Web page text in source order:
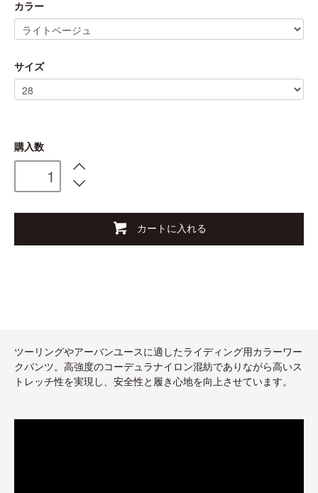
カラー
サイズ
購入数
カートに入れる
ツーリングやアーバンユースに適したライディング用カラーワー
クパンツ。高強度のコーデュラナイロン混紡でありながら高いス
トレッチ性を実現し、安全性と履き心地を向上させています。